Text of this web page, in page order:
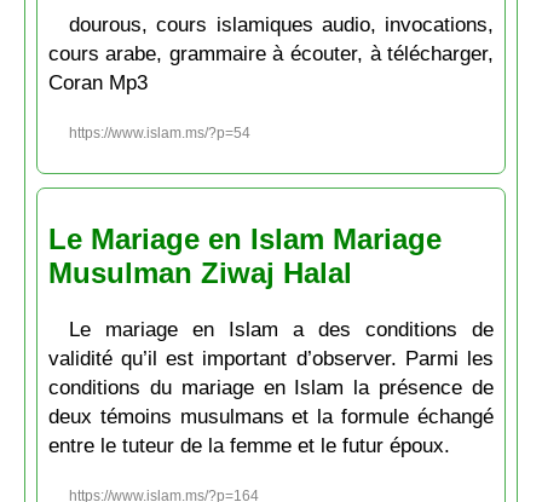
dourous, cours islamiques audio, invocations,
cours arabe, grammaire à écouter, à télécharger,
Coran Mp3
https://www.islam.ms/?p=54
Le Mariage en Islam Mariage
Musulman Ziwaj Halal
Le mariage en Islam a des conditions de
validité qu’il est important d’observer. Parmi les
conditions du mariage en Islam la présence de
deux témoins musulmans et la formule échangé
entre le tuteur de la femme et le futur époux.
https://www.islam.ms/?p=164